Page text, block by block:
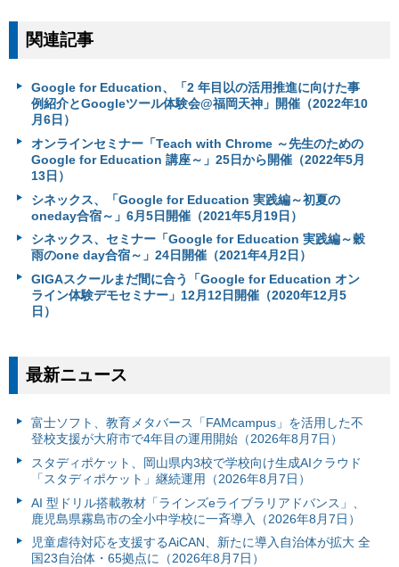
関連記事
Google for Education、「2 年目以の活用推進に向けた事
例紹介とGoogleツール体験会@福岡天神」開催（2022年10
月6日）
オンラインセミナー「Teach with Chrome ～先生のための
Google for Education 講座～」25日から開催（2022年5月
13日）
シネックス、「Google for Education 実践編～初夏の
oneday合宿～」6月5日開催（2021年5月19日）
シネックス、セミナー「Google for Education 実践編～穀
雨のone day合宿～」24日開催（2021年4月2日）
GIGAスクールまだ間に合う「Google for Education オン
ライン体験デモセミナー」12月12日開催（2020年12月5
日）
最新ニュース
富⼠ソフト、教育メタバース「FAMcampus」を活用した不
登校支援が大府市で4年目の運用開始（2026年8月7日）
スタディポケット、岡山県内3校で学校向け生成AIクラウド
「スタディポケット」継続運用（2026年8月7日）
AI 型ドリル搭載教材「ラインズeライブラリアドバンス」、
鹿児島県霧島市の全小中学校に一斉導入（2026年8月7日）
児童虐待対応を支援するAiCAN、新たに導入自治体が拡大 全
国23自治体・65拠点に（2026年8月7日）